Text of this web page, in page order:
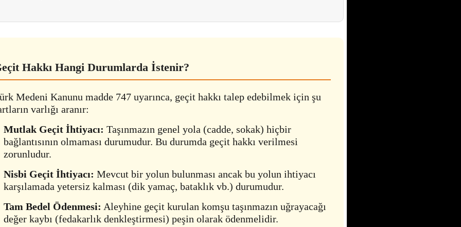
Hakkı Hangi Durumlarda İstenir?
Medeni Kanunu madde 747 uyarınca, geçit hakkı talep edebilmek için şu
varlığı aranır:
Mutlak Geçit İhtiyacı: Taşınmazın genel yola (cadde, sokak) hiçbir
bağlantısının olmaması durumudur. Bu durumda geçit hakkı verilmesi
zorunludur.
Nisbi Geçit İhtiyacı: Mevcut bir yolun bulunması ancak bu yolun ihtiyacı
karşılamada yetersiz kalması (dik yamaç, bataklık vb.) durumudur.
Tam Bedel Ödenmesi: Aleyhine geçit kurulan komşu taşınmazın uğrayacağı
değer kaybı (fedakarlık denkleştirmesi) peşin olarak ödenmelidir.